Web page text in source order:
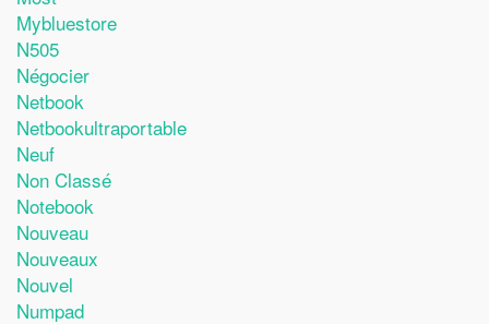
Mybluestore
N505
Négocier
Netbook
Netbookultraportable
Neuf
Non Classé
Notebook
Nouveau
Nouveaux
Nouvel
Numpad